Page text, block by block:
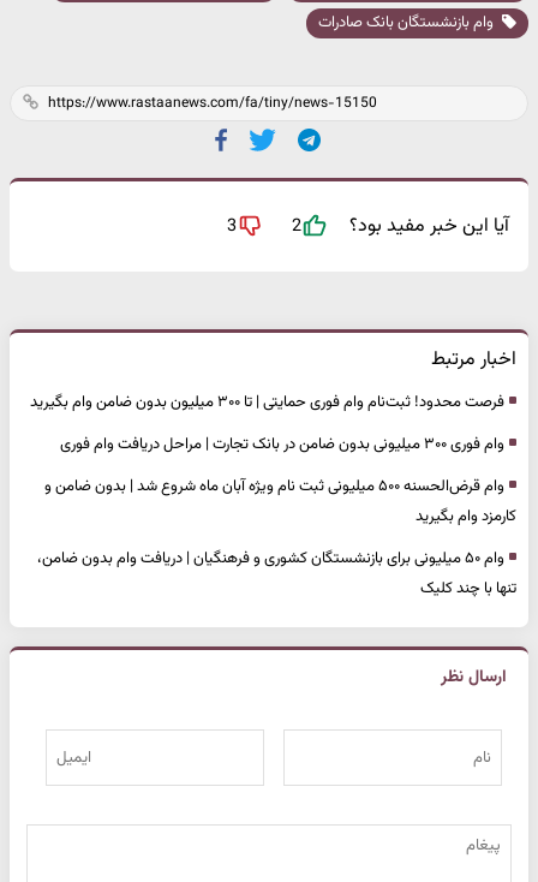
وام بازنشستگان بانک صادرات
آیا این خبر مفید بود؟ 2
3
اخبار مرتبط
فرصت محدود! ثبت‌نام وام فوری حمایتی | تا ۳۰۰ میلیون بدون ضامن وام بگیرید
وام فوری ۳۰۰ میلیونی بدون ضامن در بانک تجارت | مراحل دریافت وام فوری
وام قرض‌الحسنه ۵۰۰ میلیونی ثبت نام ویژه آبان ماه شروع شد | بدون ضامن و
کارمزد وام بگیرید
وام ۵۰ میلیونی برای بازنشستگان کشوری و فرهنگیان | دریافت وام بدون ضامن،
تنها با چند کلیک
ارسال نظر